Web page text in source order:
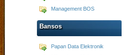
Management BOS
Bansos
Papan Data Elektronik